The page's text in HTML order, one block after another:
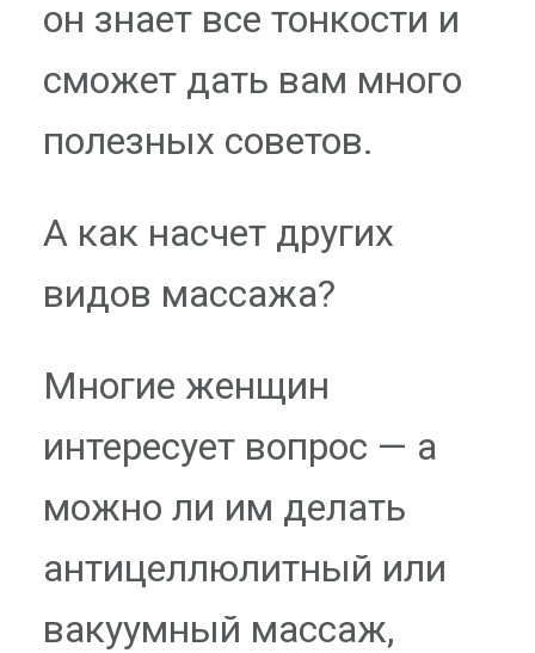
он знает все тонкости и
сможет дать вам много
полезных советов.
А как насчет других
видов массажа?
Многие женщин
интересует вопрос — а
можно ли им делать
антицеллюлитный или
вакуумный массаж,